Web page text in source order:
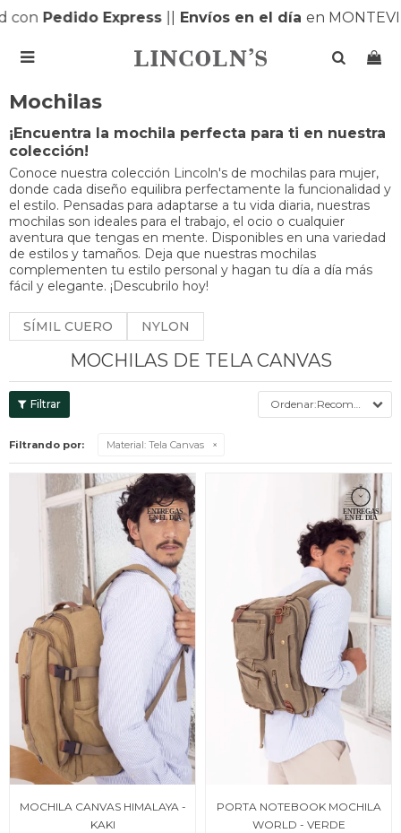
conPedido Express| Envíos en el díaen

Mochilas
¡Encuentra la mochila perfecta para ti en nuestra
colección!
Conoce nuestra colección Lincoln's de mochilas para mujer,
donde cada diseño equilibra perfectamente la funcionalidad y
el estilo. Pensadas para adaptarse a tu vida diaria, nuestras
mochilas son ideales para el trabajo, el ocio o cualquier
aventura que tengas en mente. Disponibles en una variedad
de estilos y tamaños. Deja que nuestras mochilas
complementen tu estilo personal y hagan tu día a día más
fácil y elegante. ¡Descubrilo hoy!
SÍMIL CUERO NYLON
MOCHILAS DE TELA CANVAS
Recomendados
Filtrando por: Material: Tela Canvas
MOCHILA CANVAS HIMALAYA -
KAKI
PORTA NOTEBOOK MOCHILA
WORLD - VERDE